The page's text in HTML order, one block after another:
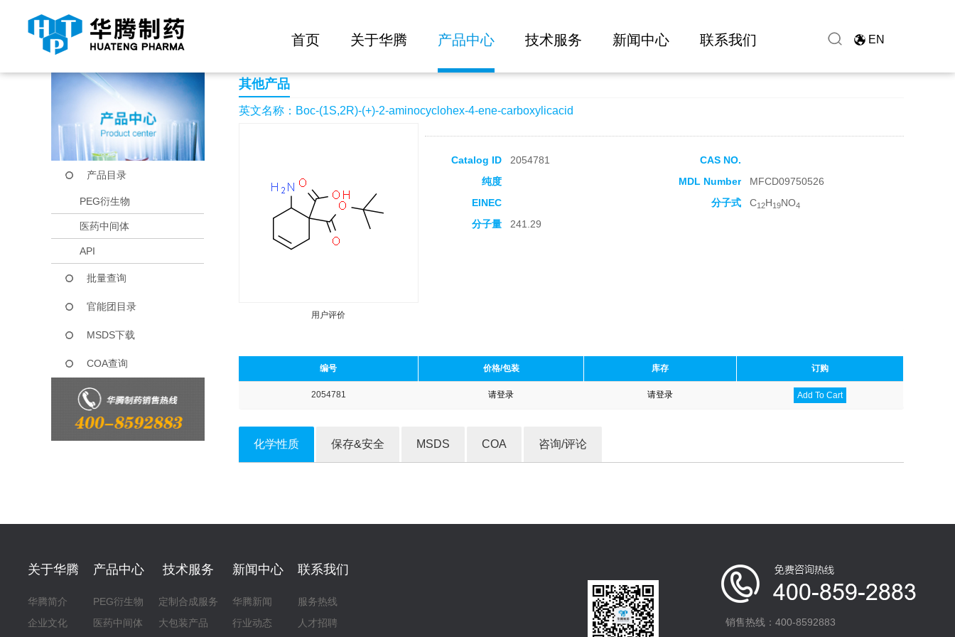
首页 关于华腾 产品中心 技术服务 新闻中心 联系我们 EN
当前位置： 首页 产品中心 Boc-(1S,2R)-(+)-2-aminocyclohex-4-ene-carboxylicacid
产品目录
PEG衍生物
医药中间体
API
批量查询
官能团目录
MSDS下载
COA查询
其他产品
英文名称：Boc-(1S,2R)-(+)-2-aminocyclohex-4-ene-carboxylicacid
用户评价
Catalog ID 2054781
CAS NO.
纯度
MDL Number
MFCD09750526
EINEC
分子式 C12H19NO4
分子量 241.29
编号 价格/包装 库存 订购
2054781 请登录 请登录 Add To Cart
化学性质 保存&安全 MSDS COA 咨询/评论
关于华腾
华腾简介
企业文化
产品中心
PEG衍生物
医药中间体
技术服务
定制合成服务
大包装产品
新闻中心
华腾新闻
行业动态
联系我们
服务热线
人才招聘
销售热线：400-8592883